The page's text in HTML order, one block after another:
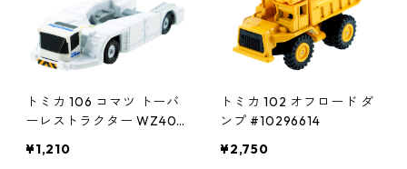
トミカ 106 コマツ トーバ
ーレストラクター WZ400
¥1,210
トミカ 102 オフロード ダ
ンプ #10296614
¥2,750